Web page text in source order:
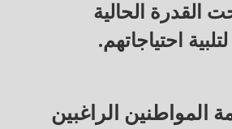
القدرة الحالية
احتياجاتهم.
المواطنين الراغبين